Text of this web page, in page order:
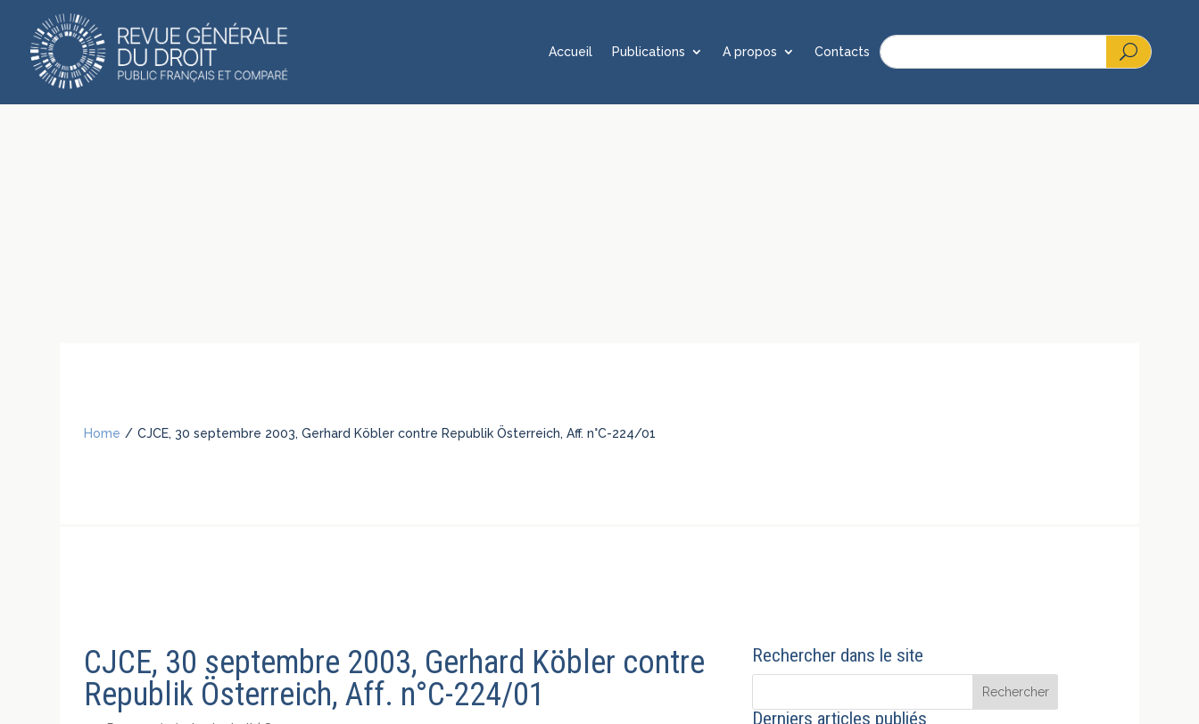
Accueil Publications A propos Contacts
Home / CJCE, 30 septembre 2003, Gerhard Köbler contre Republik Österreich, Aff. n°C-224/01
CJCE, 30 septembre 2003, Gerhard Köbler contre
Republik Österreich, Aff. n°C-224/01
Rechercher dans le site
Derniers articles publiés